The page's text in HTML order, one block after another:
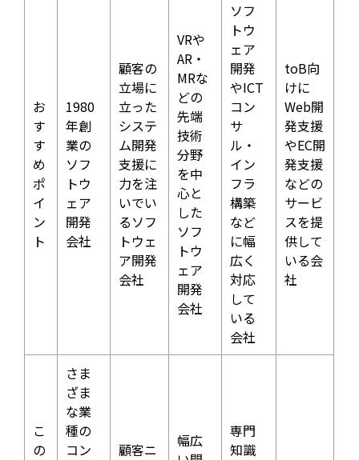
お
す
す
め
ポ
イ
ン
ト
1980
年創
業の
ソフ
トウ
ェア
開発
会社
顧客の
立場に
立った
システ
ム開発
支援に
力を注
いでい
るソフ
トウェ
ア開発
会社
VRや
AR・
MRな
どの
先端
技術
分野
を中
心と
した
ソフ
トウ
ェア
開発
会社
ソフ
トウ
ェア
開発
やICT
コン
サ
ル・
イン
フラ
構築
など
に幅
広く
対応
して
いる
会社
toB向
けに
Web開
発支援
やEC開
発支援
などの
サービ
スを提
供して
いる会
社
こ
の
さま
ざま
な業
種の
コン
顧客ニ
幅広
専門
知識